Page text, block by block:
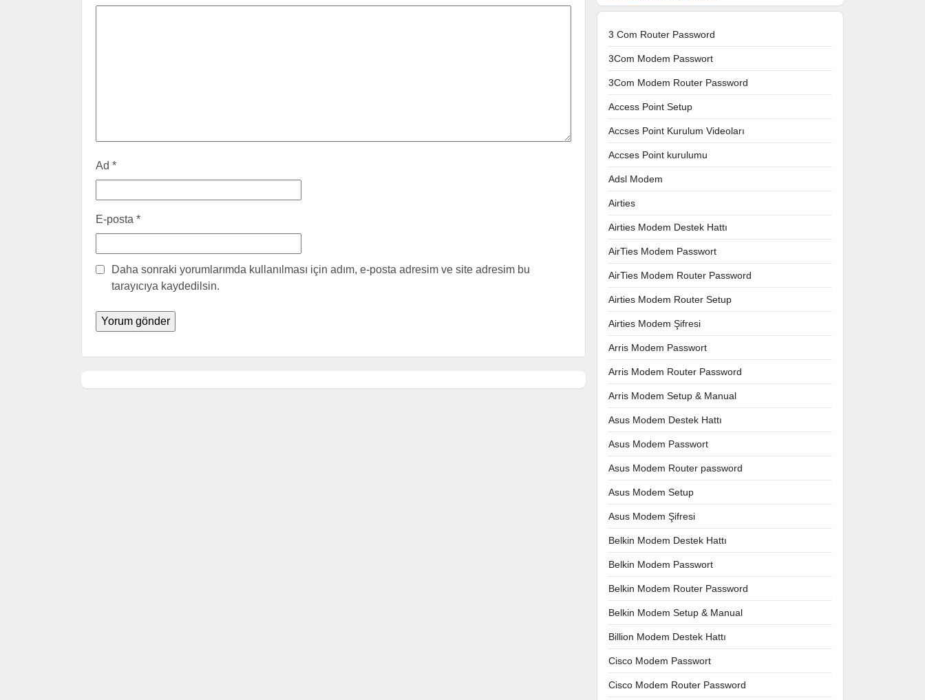
Ad *
E-posta *
Daha sonraki yorumlarımda kullanılması için adım, e-posta adresim ve site adresim bu
tarayıcıya kaydedilsin.
3 Com Router Password
3Com Modem Passwort
3Com Modem Router Password
Access Point Setup
Accses Point Kurulum Videoları
Accses Point kurulumu
Adsl Modem
Airties
Airties Modem Destek Hattı
AirTies Modem Passwort
AirTies Modem Router Password
Airties Modem Router Setup
Airties Modem Şifresi
Arris Modem Passwort
Arris Modem Router Password
Arris Modem Setup & Manual
Asus Modem Destek Hattı
Asus Modem Passwort
Asus Modem Router password
Asus Modem Setup
Asus Modem Şifresi
Belkin Modem Destek Hattı
Belkin Modem Passwort
Belkin Modem Router Password
Belkin Modem Setup & Manual
Billion Modem Destek Hattı
Cisco Modem Passwort
Cisco Modem Router Password